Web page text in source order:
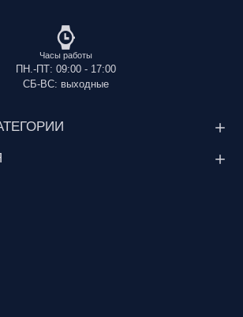
Часы работы
ПН.-ПТ: 09:00 - 17:00
СБ-ВС: выходные